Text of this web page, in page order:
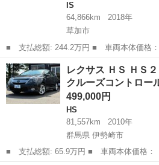
IS
64,866km
2018年
草加市
■ 支払総額: 244.2万円 ■ 車両本体価格： 2,321,000 円 ■ メーカ
ー名： レクサス ■ 車種名： ＩＳ ■
０ Ｆスポーツ 禁煙車 純正１０．３
フルセグＴ...
埼玉 草加市 IS
レクサス ＨＳ ＨＳ
クルーズコントロ
499,000円
HS
81,557km
2010年
群馬県 伊勢崎市
■ 支払総額: 65.9万円 ■ 車両本体価格： 499,000 円 ■ メーカー